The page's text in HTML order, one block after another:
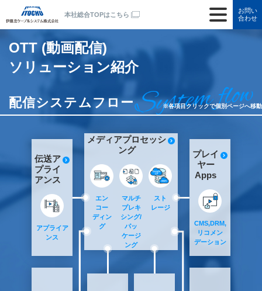
本社総合TOPはこちら
お問い
合わせ
OTT (動画配信)
ソリューション紹介
配信システムフロー ※各項目クリックで個別ページへ移動
伝送ア
プライ
アンス
アプライア
ンス
プレイ
ヤー
Apps
CMS,DRM,
リコメン
デーション
メディアプロセッシ
ング
エン
コー
ディン
グ
マルチ
プレキ
シング/
パッ
ケージ
ング
スト
レージ